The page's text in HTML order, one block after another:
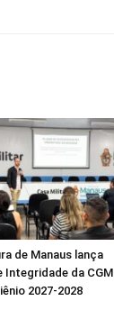
de Manaus lança
Integridade da CGM
2027-2028